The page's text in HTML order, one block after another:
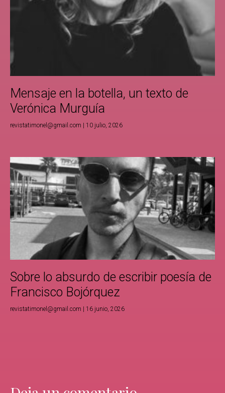
Mensaje en la botella, un texto de
Verónica Murguía
revistatimonel@gmail.com 10 julio, 2026
Sobre lo absurdo de escribir poesía de
Francisco Bojórquez
revistatimonel@gmail.com 16 junio, 2026